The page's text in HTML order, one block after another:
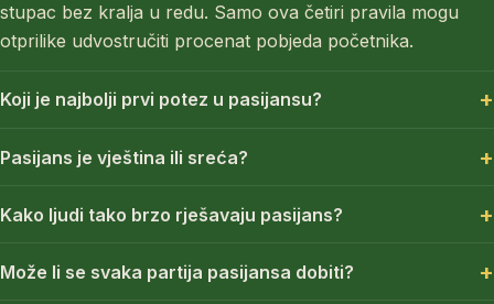
stupac bez kralja u redu. Samo ova četiri pravila mogu
otprilike udvostručiti procenat pobjeda početnika.
Koji je najbolji prvi potez u pasijansu?
Pasijans je vještina ili sreća?
Kako ljudi tako brzo rješavaju pasijans?
Može li se svaka partija pasijansa dobiti?